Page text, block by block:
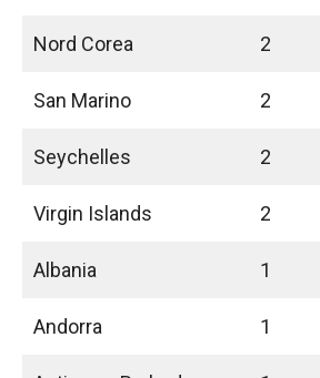
Nord Corea 2
San Marino 2
Seychelles 2
Virgin Islands 2
Albania 1
Andorra 1